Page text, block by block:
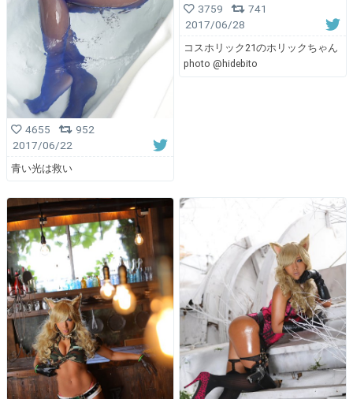
4655
952
2017/06/22
青い光は救い
3759
741
2017/06/28
コスホリック21のホリックちゃん
photo @hidebito